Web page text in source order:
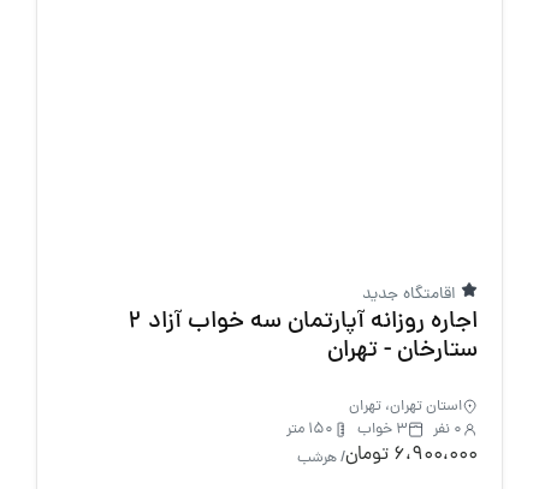
اقامتگاه جدید
اجاره روزانه آپارتمان سه خواب آزاد 2
ستارخان - تهران
استان تهران، تهران
0 نفر
3 خواب 150 متر
6،900،000 تومان / هرشب